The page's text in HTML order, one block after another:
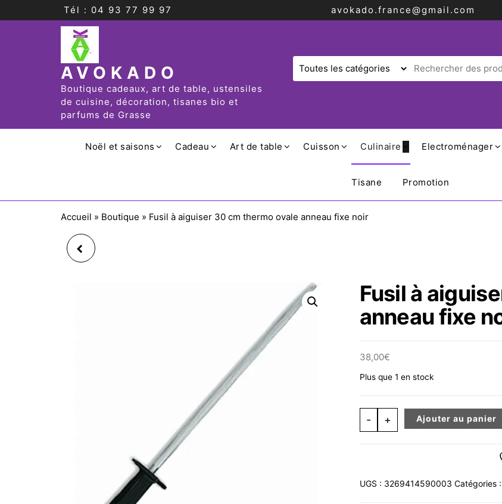
Tél : 04 93 77 99 97 avokado.france@gmail.com
AVOKADO
Boutique cadeaux, art de table, ustensiles
de cuisine, décoration, tisanes bio et
parfums de Grasse
Noël et saisons Cadeau Art de table Cuisson Culinaire Electroménager
Tisane Promotion
Accueil » Boutique » Fusil à aiguiser 30 cm thermo ovale anneau fixe noir
Fusil à
anneau fixe
38,00€
Plus que 1 en stock
- quantité de Fusil à aiguiser
+ Ajouter au panier
UGS : 3269414590003 Catégories :